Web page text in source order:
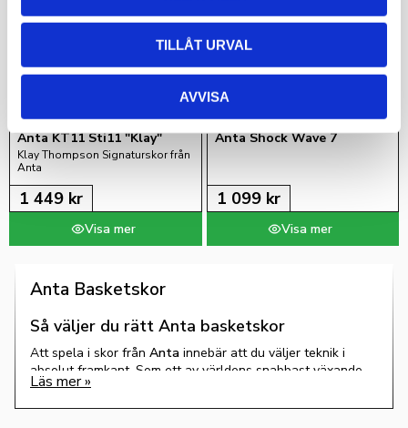
TILLÅT URVAL
AVVISA
Anta KT11 Sti11 "Klay"
Klay Thompson Signaturskor från
Anta
1 449 kr
Anta Shock Wave 7
1 099kr
Anta Basketskor
Så väljer du rätt Anta basketskor
Att spela i skor från Anta innebär att du väljer teknik i
absolut framkant. Som ett av världens snabbast växande
basketmärken har Anta revolutionerat marknaden med
innovationer somNitroEdge-dämpning och extremt stabila